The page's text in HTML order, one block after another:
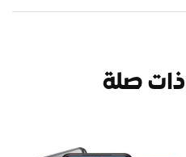
صلة